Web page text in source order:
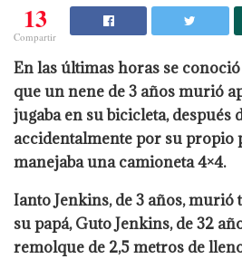
13
Compartir
En las últimas horas se
que un nene de 3 años murió
jugaba en su bicicleta, después
accidentalmente por su propio
manejaba una camioneta 4×4.
Ianto Jenkins, de 3 años,
su papá, Guto Jenkins, de 32
remolque de 2,5 metros de